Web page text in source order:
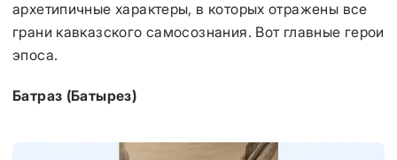
архетипичные характеры, в которых отражены все
грани кавказского самосознания. Вот главные герои
эпоса.
Батраз (Батырез)